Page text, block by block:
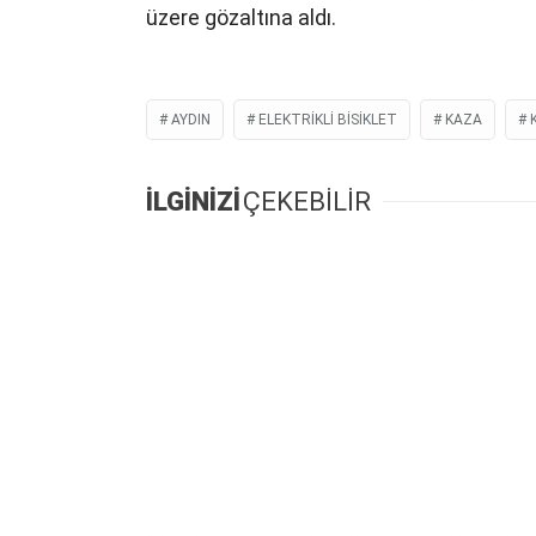
üzere gözaltına aldı.
AYDIN ELEKTRIKLI BISIKLET KAZA
İLGİNİZİÇEKEBİLİR